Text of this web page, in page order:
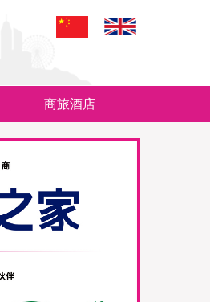
商旅酒店